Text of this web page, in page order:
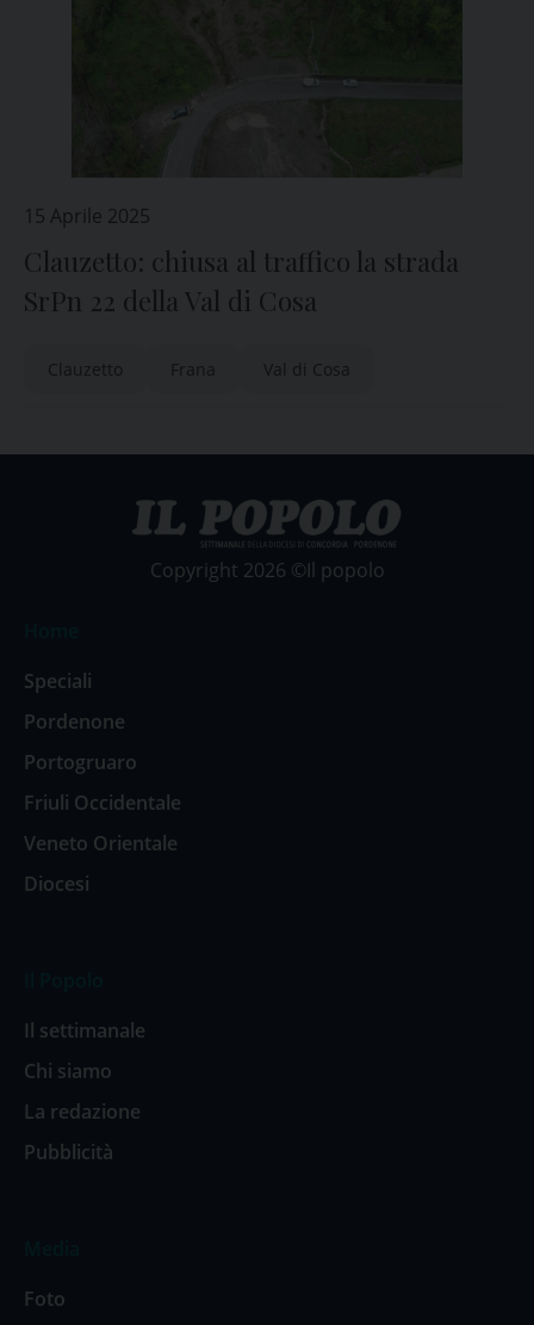
15 Aprile 2025
Clauzetto: chiusa al traffico la strada
SrPn 22 della Val di Cosa
Clauzetto Frana Val di Cosa
Copyright 2026 ©Il popolo
Speciali
Pordenone
Portogruaro
Friuli Occidentale
Veneto Orientale
Diocesi
Il settimanale
Chi siamo
La redazione
Pubblicità
Foto